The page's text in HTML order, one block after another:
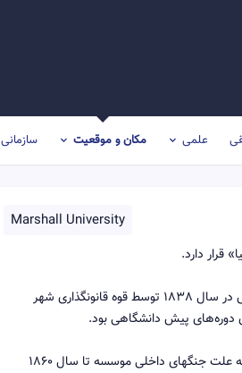
علمی مکان و موقعیت سازمانی
Marshall University
در ابتدا یعنی در سال 1837 به عنوان یک مدرسه خصوصی (پیش دانشگاهی) تاسیس گردید، سپس در سال 1838 توسط قوه قانونگذاری شهر
دوره‌های پیش دانشگاهی بود.
سپس در سال 1858 مجدداً توسط قوه قانونگذاری شهر، تبدیل به «کالج مارشال» گردید. و سپس به علت جنگهای داخلی موسسه تا سال 1860